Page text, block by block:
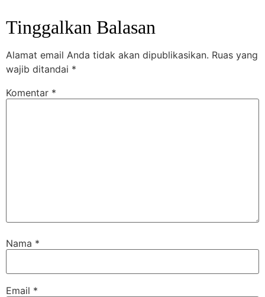
Tinggalkan Balasan
Alamat email Anda tidak akan dipublikasikan. Ruas yang
wajib ditandai *
Komentar *
Nama *
Email *